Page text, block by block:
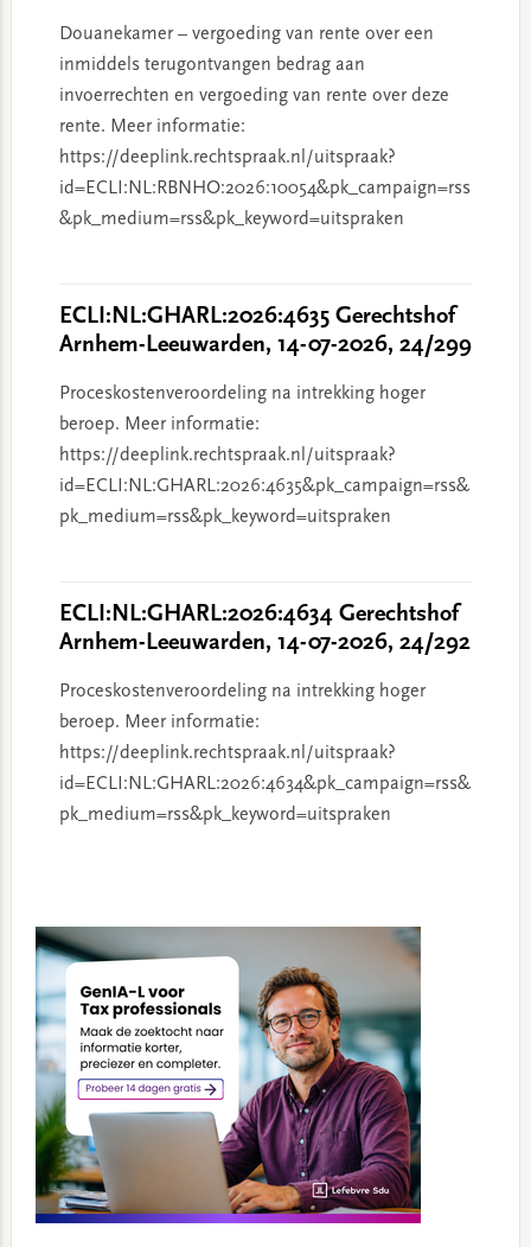
Douanekamer – vergoeding van rente over een
inmiddels terugontvangen bedrag aan
invoerrechten en vergoeding van rente over deze
rente. Meer informatie:
https://deeplink.rechtspraak.nl/uitspraak?
id=ECLI:NL:RBNHO:2026:10054&pk_campaign=rss
&pk_medium=rss&pk_keyword=uitspraken
ECLI:NL:GHARL:2026:4635 Gerechtshof
Arnhem-Leeuwarden, 14-07-2026, 24/299
Proceskostenveroordeling na intrekking hoger
beroep. Meer informatie:
https://deeplink.rechtspraak.nl/uitspraak?
id=ECLI:NL:GHARL:2026:4635&pk_campaign=rss&
pk_medium=rss&pk_keyword=uitspraken
ECLI:NL:GHARL:2026:4634 Gerechtshof
Arnhem-Leeuwarden, 14-07-2026, 24/292
Proceskostenveroordeling na intrekking hoger
beroep. Meer informatie:
https://deeplink.rechtspraak.nl/uitspraak?
id=ECLI:NL:GHARL:2026:4634&pk_campaign=rss&
pk_medium=rss&pk_keyword=uitspraken
Sidebar